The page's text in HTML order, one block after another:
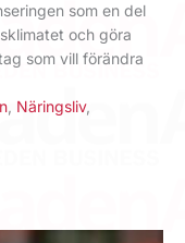
som en del
och göra
som vill förändra
Näringsliv,